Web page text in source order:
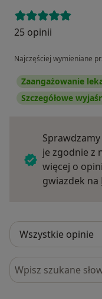
25 opinii
Najczęściej wymieniane
Zaangażowanie
Szczegółowe
je zgodnie z
więcej o
gwiazdek na
Szukaj w opiniach